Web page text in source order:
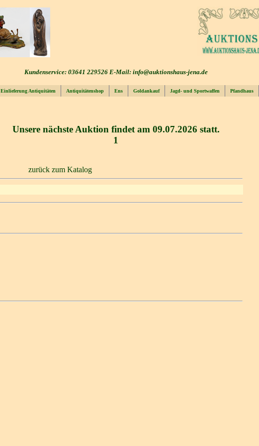
Kundenservice: 03641 229526 E-Mail: info@auktionshaus-jena.de
Einlieferung Antiquitäten Antiquitätenshop Ens Goldankauf Jagd- und Sportwaffen Pfandhaus
Unsere nächste Auktion findet am 09.07.2026 statt.
1
zurück zum Katalog